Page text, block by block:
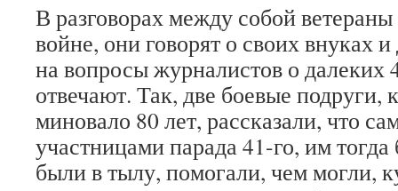
В разговорах между собой
войне, они говорят о своих внуках
на вопросы журналистов о далеких
отвечают. Так, две боевые подруги,
миновало 80 лет, рассказали, что
участницами парада 41-го, им
были в тылу, помогали, чем могли,